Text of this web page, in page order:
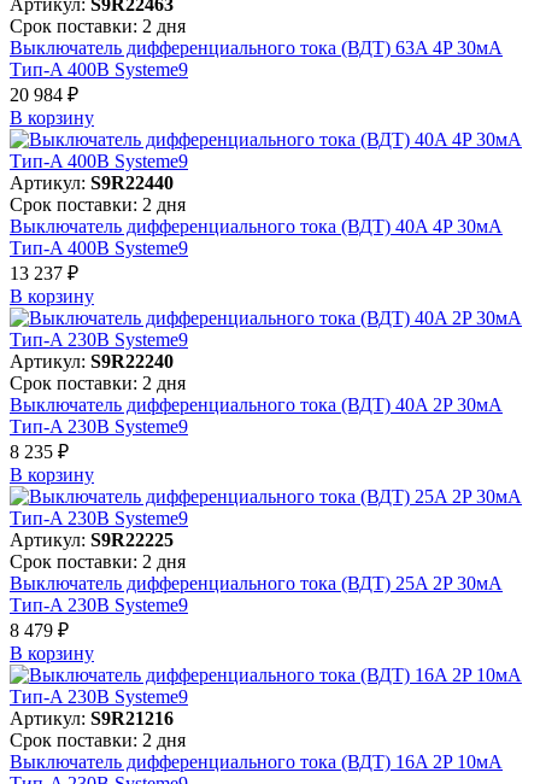
Срок поставки: 2 дня
Выключатель дифференциального тока (ВДТ) 63A 4P 30мА
Тип-A 400В Systeme9
20 984 ₽
В корзинy
Артикул: S9R22440
Срок поставки: 2 дня
Выключатель дифференциального тока (ВДТ) 40A 4P 30мА
Тип-A 400В Systeme9
13 237 ₽
В корзинy
Артикул: S9R22240
Срок поставки: 2 дня
Выключатель дифференциального тока (ВДТ) 40A 2P 30мА
Тип-A 230В Systeme9
8 235 ₽
В корзинy
Артикул: S9R22225
Срок поставки: 2 дня
Выключатель дифференциального тока (ВДТ) 25A 2P 30мА
Тип-A 230В Systeme9
8 479 ₽
В корзинy
Артикул: S9R21216
Срок поставки: 2 дня
Выключатель дифференциального тока (ВДТ) 16A 2P 10мА